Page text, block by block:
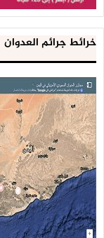
خرائط جرائم العدوان